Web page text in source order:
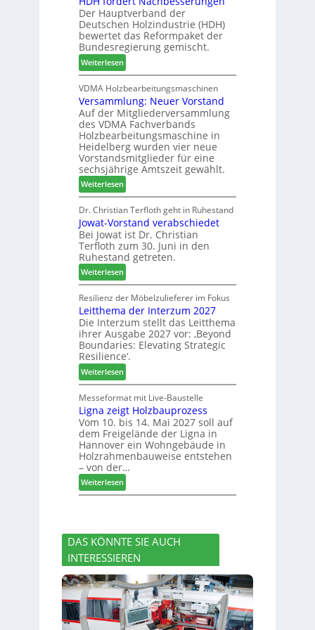
r
n
2
0
2
6
B
e
s
u
c
h
e
r
z
a
h
l
e
n
t
b
o
t
h
i
l
t
b
e
i
P
r
o
u
k
t
s
u
c
e
Der Hauptverband der
Deutschen Holzindustrie (HDH)
bewertet das Reformpaket der
Bundesregierung gemischt.
Weiterlesen:
H
D
H
f
o
r
d
e
r
t
N
a
c
h
b
e
s
s
e
r
u
n
g
e
n
VDMA Holzbearbeitungsmaschinen
Versammlung: Neuer Vorstand
Auf der Mitgliederversammlung
des VDMA Fachverbands
Holzbearbeitungsmaschine in
Heidelberg wurden vier neue
Vorstandsmitglieder für eine
sechsjährige Amtszeit gewählt.
Weiterlesen:
V
e
r
s
a
m
m
l
u
n
g
:
N
e
u
e
r
V
o
r
t
a
n
Dr. Christian Terfloth geht in Ruhestand
Jowat-Vorstand verabschiedet
Bei Jowat ist Dr. Christian
Terfloth zum 30. Juni in den
Ruhestand getreten.
Weiterlesen:
J
o
w
a
t
-
V
o
r
s
t
a
n
d
v
e
r
a
c
i
e
d
t
Resilienz der Möbelzulieferer im Fokus
Leitthema der Interzum 2027
Die Interzum stellt das Leitthema
ihrer Ausgabe 2027 vor: ‚Beyond
Boundaries: Elevating Strategic
Resilience‘.
Weiterlesen:
L
e
i
t
t
h
e
m
a
d
I
n
t
e
r
u
m
Messeformat mit Live-Baustelle
Ligna zeigt Holzbauprozess
Vom 10. bis 14. Mai 2027 soll auf
dem Freigelände der Ligna in
Hannover ein Wohngebäude in
Holzrahmenbauweise entstehen
– von der…
Weiterlesen:
L
n
a
z
i
g
t
H
DAS KÖNNTE SIE AUCH
INTERESSIEREN